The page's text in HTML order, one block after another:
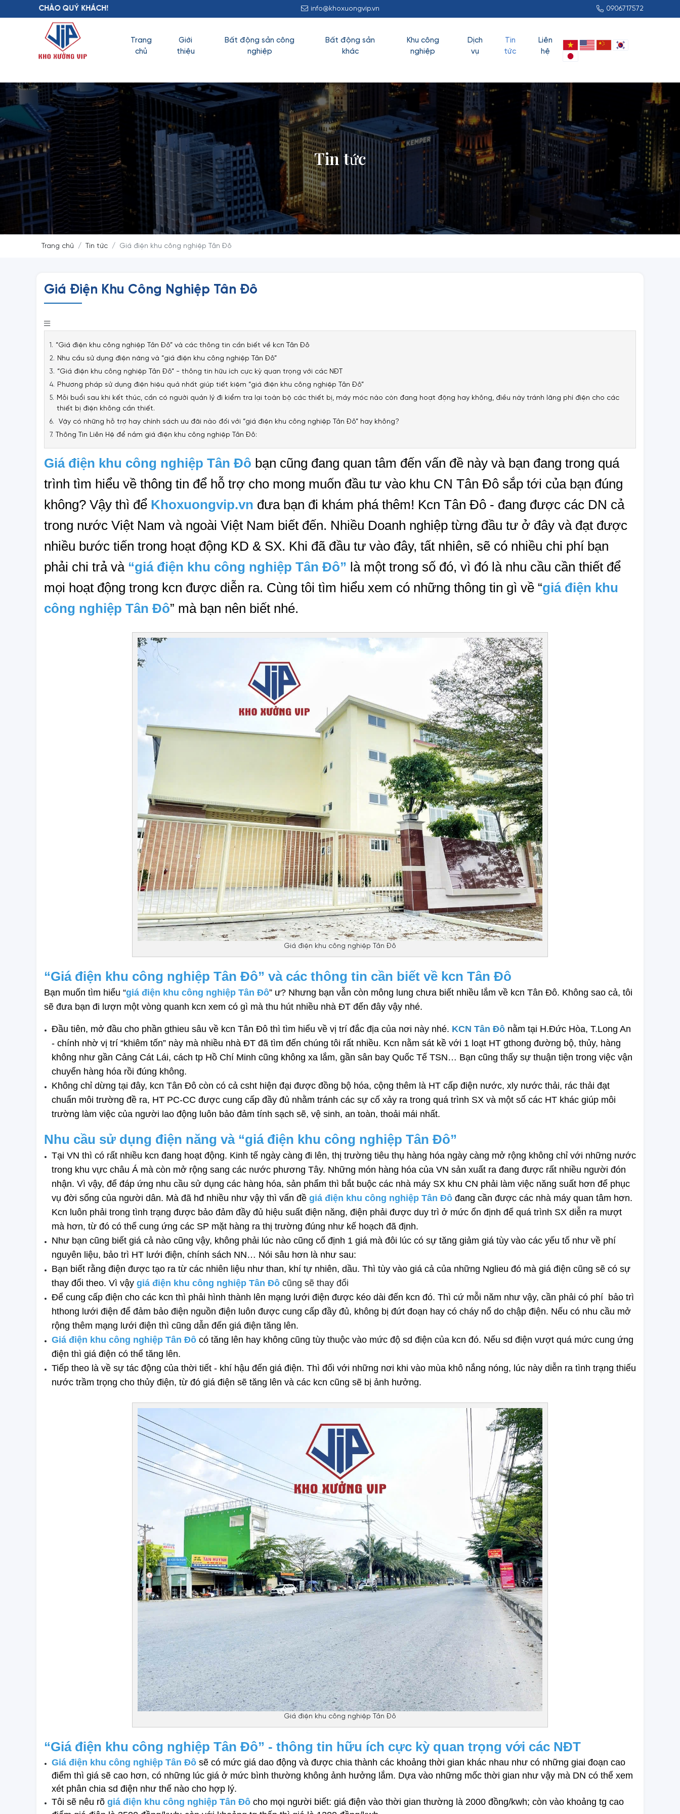
KHÁCH! 0906717572
info@khoxuongvip.vn
Trang
chủ
Giới
thiệu
Bất động sản công
nghiệp
Bất động sản
khác
Khu công
nghiệp
Dịch
vụ
Tin
tức
Liên
hệ
Tin tức
Trang chủ Tin tức Giá điện khu công nghiệp Tân Đô
Giá Điện Khu Công Nghiệp Tân Đô
“Giá điện khu công nghiệp Tân Đô” và các thông tin cần biết về kcn Tân Đô
Nhu cầu sử dụng điện năng và “giá điện khu công nghiệp Tân Đô”
“Giá điện khu công nghiệp Tân Đô” - thông tin hữu ích cực kỳ quan trọng với các NĐT
Phương pháp sử dụng điện hiệu quả nhất giúp tiết kiệm “giá điện khu công nghiệp Tân Đô”
Mỗi buổi sau khi kết thúc, cần có người quản lý đi kiểm tra lại toàn bộ các thiết bị, máy móc nào còn đang hoạt động hay không, điều này tránh lãng phí điện cho các
thiết bị điện không cần thiết.
Vậy có những hỗ trợ hay chính sách ưu đãi nào đối với “giá điện khu công nghiệp Tân Đô” hay không?
Thông Tin Liên Hệ để nắm giá điện khu công nghiệp Tân Đô:
Giá điện khu công nghiệp Tân Đô bạn cũng đang quan tâm đến vấn đề này và bạn đang trong quá
trình tìm hiểu về thông tin để hỗ trợ cho mong muốn đầu tư vào khu CN Tân Đô sắp tới của bạn đúng
không? Vậy thì để Khoxuongvip.vn đưa bạn đi khám phá thêm! Kcn Tân Đô - đang được các DN cả
trong nước Việt Nam và ngoài Việt Nam biết đến. Nhiều Doanh nghiệp từng đầu tư ở đây và đạt được
nhiều bước tiến trong hoạt động KD & SX. Khi đã đầu tư vào đây, tất nhiên, sẽ có nhiều chi phí bạn
phải chi trả và “giá điện khu công nghiệp Tân Đô” là một trong số đó, vì đó là nhu cầu cần thiết để
mọi hoạt động trong kcn được diễn ra. Cùng tôi tìm hiểu xem có những thông tin gì về “giá điện khu
công nghiệp Tân Đô” mà bạn nên biết nhé.
Giá điện khu công nghiệp Tân Đô
“Giá điện khu công nghiệp Tân Đô” và các thông tin cần biết về kcn Tân Đô
Bạn muốn tìm hiểu “giá điện khu công nghiệp Tân Đô” ư? Nhưng bạn vẫn còn mông lung chưa biết nhiều lắm về kcn Tân Đô. Không sao cả, tôi
sẽ đưa bạn đi lượn một vòng quanh kcn xem có gì mà thu hút nhiều nhà ĐT đến đây vậy nhé.
Đầu tiên, mở đầu cho phần gthieu sâu về kcn Tân Đô thì tìm hiểu về vị trí đắc địa của nơi này nhé. KCN Tân Đô nằm tại H.Đức Hòa, T.Long An
- chính nhờ vị trí “khiêm tốn” này mà nhiều nhà ĐT đã tìm đến chúng tôi rất nhiều. Kcn nằm sát kề với 1 loạt HT gthong đường bộ, thủy, hàng
không như gần Cảng Cát Lái, cách tp Hồ Chí Minh cũng không xa lắm, gần sân bay Quốc Tế TSN… Bạn cũng thấy sự thuận tiện trong việc vận
chuyển hàng hóa rồi đúng không.
Không chỉ dừng tại đây, kcn Tân Đô còn có cả csht hiện đại được đồng bộ hóa, cộng thêm là HT cấp điện nước, xly nước thải, rác thải đạt
chuẩn môi trường đề ra, HT PC-CC được cung cấp đầy đủ nhằm tránh các sự cố xảy ra trong quá trình SX và một số các HT khác giúp môi
trường làm việc của người lao động luôn bảo đảm tính sạch sẽ, vệ sinh, an toàn, thoải mái nhất.
Nhu cầu sử dụng điện năng và “giá điện khu công nghiệp Tân Đô”
Tại VN thì có rất nhiều kcn đang hoạt động. Kinh tế ngày càng đi lên, thị trường tiêu thụ hàng hóa ngày càng mở rộng không chỉ với những nước
trong khu vực châu Á mà còn mở rộng sang các nước phương Tây. Những món hàng hóa của VN sản xuất ra đang được rất nhiều người đón
nhận. Vì vậy, để đáp ứng nhu cầu sử dụng các hàng hóa, sản phẩm thì bắt buộc các nhà máy SX khu CN phải làm việc năng suất hơn để phục
vụ đời sống của người dân. Mà đã hđ nhiều như vậy thì vấn đề giá điện khu công nghiệp Tân Đô đang cần được các nhà máy quan tâm hơn.
Kcn luôn phải trong tình trạng được bảo đảm đầy đủ hiệu suất điện năng, điện phải được duy trì ở mức ổn định để quá trình SX diễn ra mượt
mà hơn, từ đó có thể cung ứng các SP mặt hàng ra thị trường đúng như kế hoạch đã định.
Như bạn cũng biết giá cả nào cũng vậy, không phải lúc nào cũng cố định 1 giá mà đôi lúc có sự tăng giảm giá tùy vào các yếu tố như về phí
nguyên liệu, bảo trì HT lưới điện, chính sách NN… Nói sâu hơn là như sau:
Bạn biết rằng điện được tạo ra từ các nhiên liệu như than, khí tự nhiên, dầu. Thì tùy vào giá cả của những Nglieu đó mà giá điện cũng sẽ có sự
thay đổi theo. Vì vậy giá điện khu công nghiệp Tân Đô cũng sẽ thay đổi
Để cung cấp điện cho các kcn thì phải hình thành lên mạng lưới điện được kéo dài đến kcn đó. Thì cứ mỗi năm như vậy, cần phải có phí  bảo trì
hthong lưới điện để đảm bảo điện nguồn điện luôn được cung cấp đầy đủ, không bị đứt đoạn hay có cháy nổ do chập điện. Nếu có nhu cầu mở
rộng thêm mạng lưới điện thì cũng dẫn đến giá điện tăng lên.
Giá điện khu công nghiệp Tân Đô có tăng lên hay không cũng tùy thuộc vào mức độ sd điện của kcn đó. Nếu sd điện vượt quá mức cung ứng
điện thì giá điện có thể tăng lên.
Tiếp theo là về sự tác động của thời tiết - khí hậu đến giá điện. Thì đối với những nơi khi vào mùa khô nắng nóng, lúc này diễn ra tình trạng thiếu
nước trầm trọng cho thủy điện, từ đó giá điện sẽ tăng lên và các kcn cũng sẽ bị ảnh hưởng.
Giá điện khu công nghiệp Tân Đô
“Giá điện khu công nghiệp Tân Đô” - thông tin hữu ích cực kỳ quan trọng với các NĐT
Giá điện khu công nghiệp Tân Đô sẽ có mức giá dao động và được chia thành các khoảng thời gian khác nhau như có những giai đoạn cao
điểm thì giá sẽ cao hơn, có những lúc giá ở mức bình thường không ảnh hưởng lắm. Dựa vào những mốc thời gian như vậy mà DN có thể xem
xét phân chia sd điện như thế nào cho hợp lý.
Tôi sẽ nêu rõ giá điện khu công nghiệp Tân Đô cho mọi người biết: giá điện vào thời gian thường là 2000 đồng/kwh; còn vào khoảng tg cao